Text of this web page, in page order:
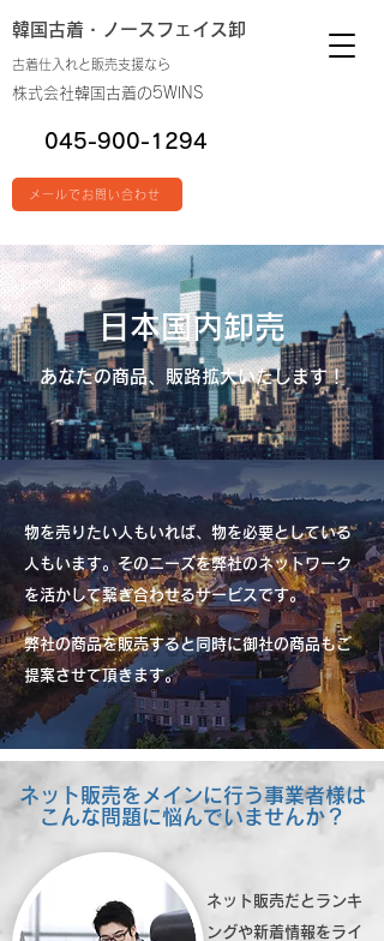
韓国古着・ ノースフェイス卸
古着仕入れと販売支援なら
株式会社韓国古着の5WINS
045-900-1294
メールでお問い合わせ
日本国内卸売
あなたの商品、販路拡大いたします！
物を売りたい人もいれば、物を必要としている
人もいます。そのニーズを弊社のネットワーク
を活かして繋ぎ合わせるサービスです。
弊社の商品を販売すると同時に御社の商品もご
提案させて頂きます。
ネット販売をメインに行う事業者様は
こんな問題に悩んでいませんか？
ネット販売だとランキ
ングや新着情報をライ